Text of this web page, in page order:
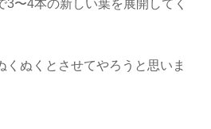
〜4本の新しい葉を展開してく
くぬくとさせてやろうと思いま